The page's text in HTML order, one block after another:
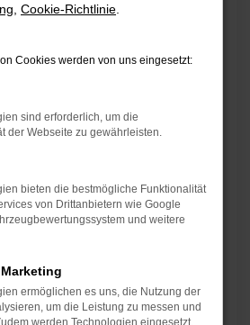
GMBH WOLFENBÜTTEL
haertel.de
08:00 - 18:00
09:00 - 13:00
Cookie-Richtlinie
Cookies werden von uns eingesetzt:
sind erforderlich, um die
der Webseite zu gewährleisten.
bieten die bestmögliche Funktionalität
von Drittanbietern wie Google
und weitere
ermöglichen es uns, die Nutzung der
um die Leistung zu messen und
werden Technologien eingesetzt,